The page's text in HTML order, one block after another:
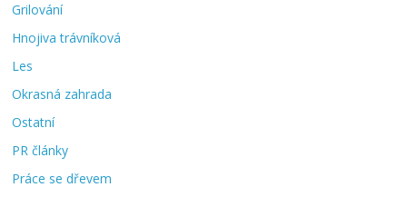
Grilování
Hnojiva trávníková
Les
Okrasná zahrada
Ostatní
PR články
Práce se dřevem